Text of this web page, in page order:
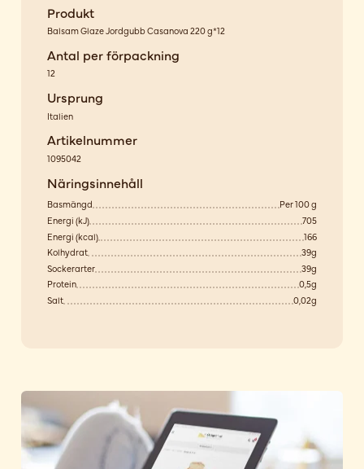
Produkt
Balsam Glaze Jordgubb Casanova 220 g*12
Antal per förpackning
12
Ursprung
Italien
Artikelnummer
1095042
Näringsinnehåll
Basmängd
Per 100 g
Energi (kJ)
705
Energi (kcal)
166
Kolhydrat
39g
Sockerarter
39g
Protein
0,5g
Salt
0,02g